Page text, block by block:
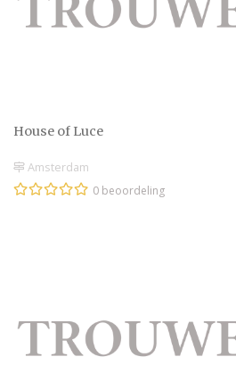
House of Luce
Amsterdam
0 beoordeling